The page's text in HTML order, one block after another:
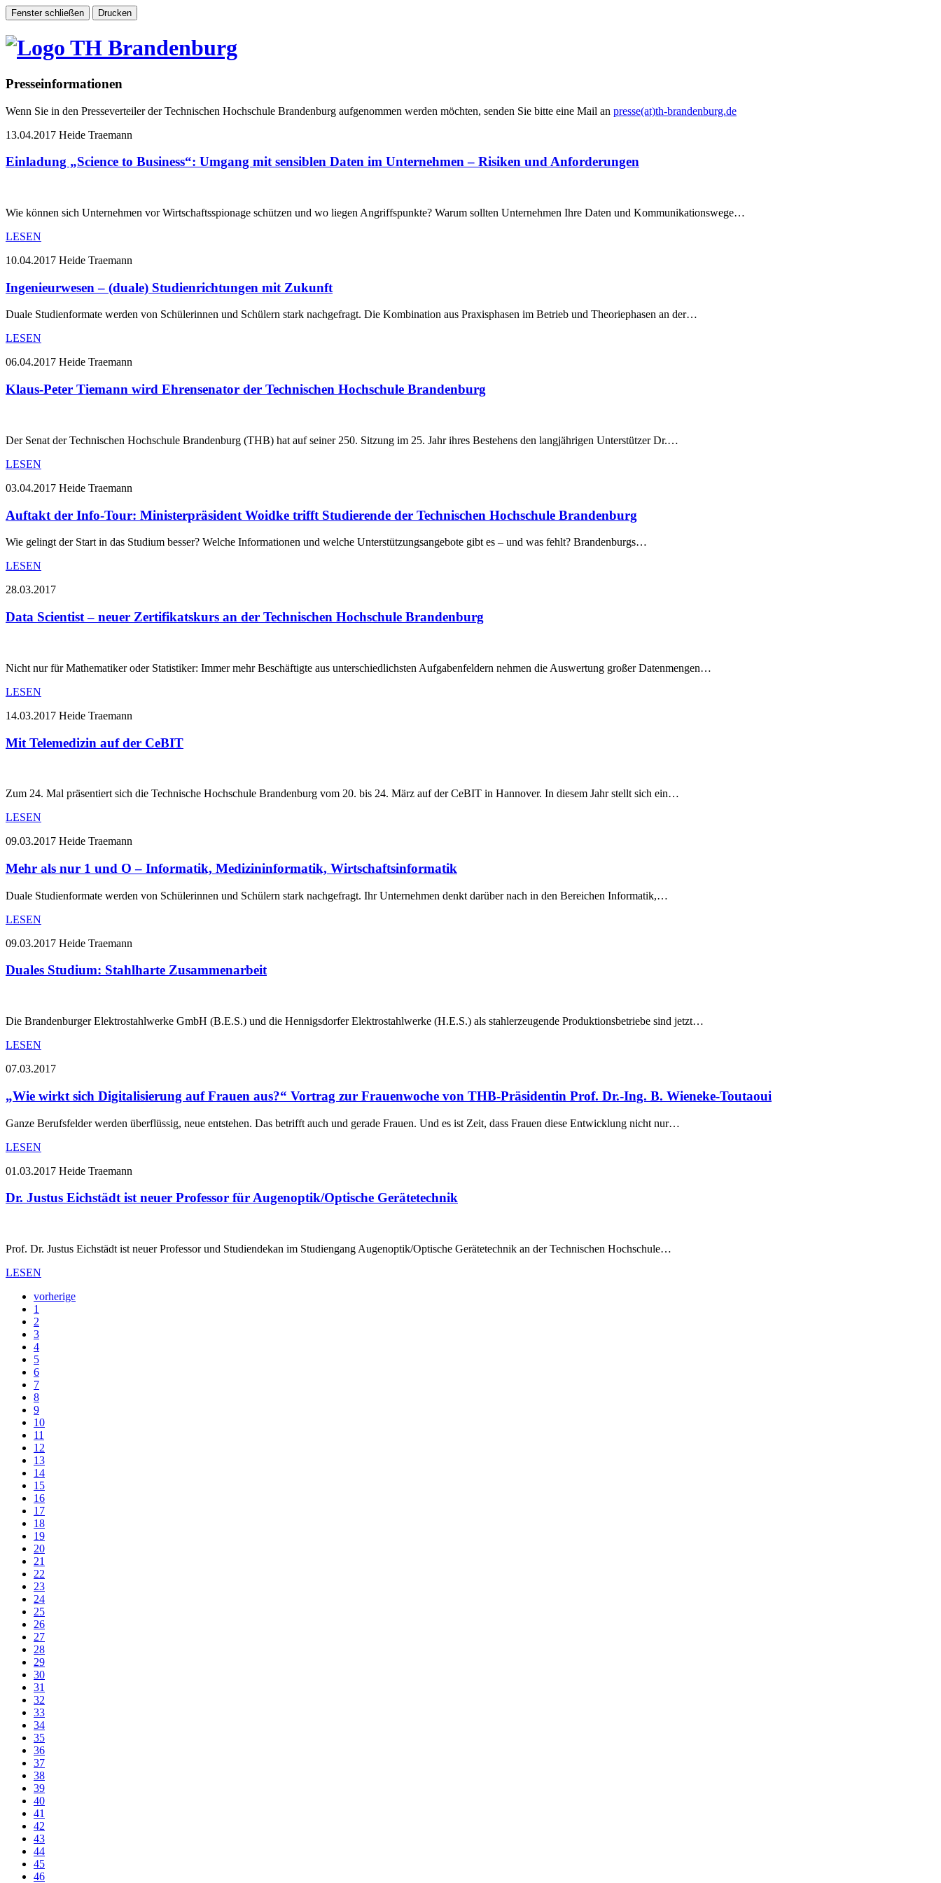
Presseinformationen
Wenn Sie in den Presseverteiler der Technischen Hochschule Brandenburg aufgenommen werden möchten, senden Sie bitte eine Mail an presse(at)th-brandenburg.de
13.04.2017 Heide Traemann
Einladung „Science to Business“: Umgang mit sensiblen Daten im Unternehmen – Risiken und Anforderungen
Wie können sich Unternehmen vor Wirtschaftsspionage schützen und wo liegen Angriffspunkte? Warum sollten Unternehmen Ihre Daten und Kommunikationswege…
LESEN
10.04.2017 Heide Traemann
Ingenieurwesen – (duale) Studienrichtungen mit Zukunft
Duale Studienformate werden von Schülerinnen und Schülern stark nachgefragt. Die Kombination aus Praxisphasen im Betrieb und Theoriephasen an der…
LESEN
06.04.2017 Heide Traemann
Klaus-Peter Tiemann wird Ehrensenator der Technischen Hochschule Brandenburg
Der Senat der Technischen Hochschule Brandenburg (THB) hat auf seiner 250. Sitzung im 25. Jahr ihres Bestehens den langjährigen Unterstützer Dr.…
LESEN
03.04.2017 Heide Traemann
Auftakt der Info-Tour: Ministerpräsident Woidke trifft Studierende der Technischen Hochschule Brandenburg
Wie gelingt der Start in das Studium besser? Welche Informationen und welche Unterstützungsangebote gibt es – und was fehlt? Brandenburgs…
LESEN
28.03.2017
Data Scientist – neuer Zertifikatskurs an der Technischen Hochschule Brandenburg
Nicht nur für Mathematiker oder Statistiker: Immer mehr Beschäftigte aus unterschiedlichsten Aufgabenfeldern nehmen die Auswertung großer Datenmengen…
LESEN
14.03.2017 Heide Traemann
Mit Telemedizin auf der CeBIT
Zum 24. Mal präsentiert sich die Technische Hochschule Brandenburg vom 20. bis 24. März auf der CeBIT in Hannover. In diesem Jahr stellt sich ein…
LESEN
09.03.2017 Heide Traemann
Mehr als nur 1 und O – Informatik, Medizininformatik, Wirtschaftsinformatik
Duale Studienformate werden von Schülerinnen und Schülern stark nachgefragt. Ihr Unternehmen denkt darüber nach in den Bereichen Informatik,…
LESEN
09.03.2017 Heide Traemann
Duales Studium: Stahlharte Zusammenarbeit
Die Brandenburger Elektrostahlwerke GmbH (B.E.S.) und die Hennigsdorfer Elektrostahlwerke (H.E.S.) als stahlerzeugende Produktionsbetriebe sind jetzt…
LESEN
07.03.2017
„Wie wirkt sich Digitalisierung auf Frauen aus?“ Vortrag zur Frauenwoche von THB-Präsidentin Prof. Dr.-Ing. B. Wieneke-Toutaoui
Ganze Berufsfelder werden überflüssig, neue entstehen. Das betrifft auch und gerade Frauen. Und es ist Zeit, dass Frauen diese Entwicklung nicht nur…
LESEN
01.03.2017 Heide Traemann
Dr. Justus Eichstädt ist neuer Professor für Augenoptik/Optische Gerätetechnik
Prof. Dr. Justus Eichstädt ist neuer Professor und Studiendekan im Studiengang Augenoptik/Optische Gerätetechnik an der Technischen Hochschule…
LESEN
vorherige
1
2
3
4
5
6
7
8
9
10
11
12
13
14
15
16
17
18
19
20
21
22
23
24
25
26
27
28
29
30
31
32
33
34
35
36
37
38
39
40
41
42
43
44
45
46